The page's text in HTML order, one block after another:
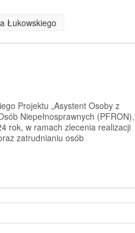
Łukowskiego
Projektu „Asystent Osoby z
Niepełnosprawnych (PFRON),
rok, w ramach zlecenia realizacji
zatrudnianiu osób